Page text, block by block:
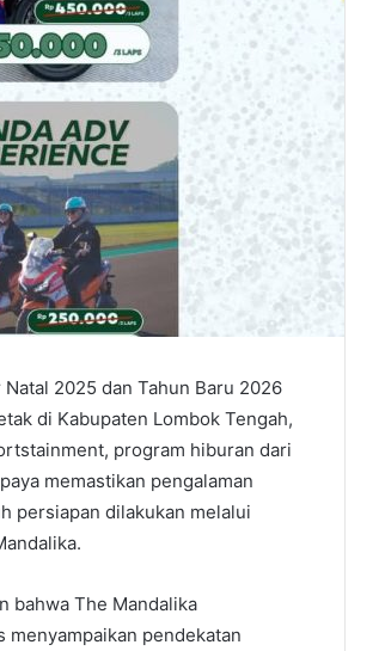
2025 dan Tahun Baru 2026
di Kabupaten Lombok Tengah,
program hiburan dari
memastikan pengalaman
persiapan dilakukan melalui
bahwa The Mandalika
menyampaikan pendekatan